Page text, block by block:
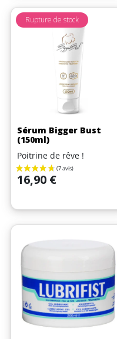
(2 avis)
Sérum Bigger Bust
(150ml)
Poitrine de rêve !
Prix
16,90 €
Rupture de stock